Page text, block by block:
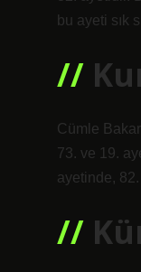
bu ayeti sık
Cümle
73. ve 19.
ayetinde,